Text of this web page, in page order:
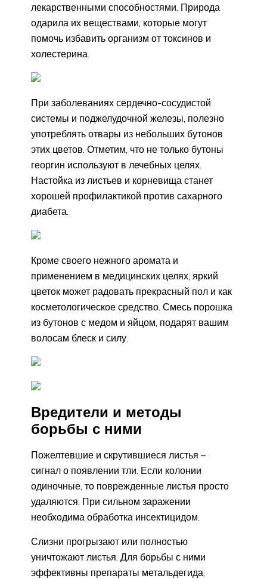
лекарственными способностями. Природа
одарила их веществами, которые могут
помочь избавить организм от токсинов и
холестерина.
При заболеваниях сердечно-сосудистой
системы и поджелудочной железы, полезно
употреблять отвары из небольших бутонов
этих цветов. Отметим, что не только бутоны
георгин используют в лечебных целях.
Настойка из листьев и корневища станет
хорошей профилактикой против сахарного
диабета.
Кроме своего нежного аромата и
применением в медицинских целях, яркий
цветок может радовать прекрасный пол и как
косметологическое средство. Смесь порошка
из бутонов с медом и яйцом, подарят вашим
волосам блеск и силу.
Вредители и методы
борьбы с ними
Пожелтевшие и скрутившиеся листья –
сигнал о появлении тли. Если колонии
одиночные, то поврежденные листья просто
удаляются. При сильном заражении
необходима обработка инсектицидом.
Слизни прогрызают или полностью
уничтожают листья. Для борьбы с ними
эффективны препараты метальдегида,